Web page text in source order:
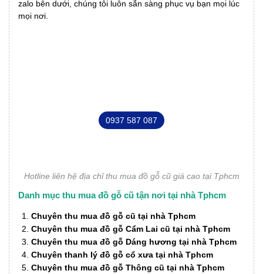
zalo bên dưới, chúng tôi luôn sẵn sàng phục vụ bạn mọi lúc
mọi nơi.
0937 587 087
Hotline liên hệ địa chỉ thu mua đồ gỗ cũ giá cao tại Tphcm
Danh mục thu mua đồ gỗ cũ tận nơi tại nhà Tphcm
Chuyên thu mua đồ gỗ cũ tại nhà Tphcm
Chuyên thu mua đồ gỗ Cẩm Lai cũ tại nhà Tphcm
Chuyên thu mua đồ gỗ Dáng hương tại nhà Tphcm
Chuyên thanh lý đồ gỗ cổ xưa tại nhà Tphcm
Chuyên thu mua đồ gỗ Thông cũ tại nhà Tphcm